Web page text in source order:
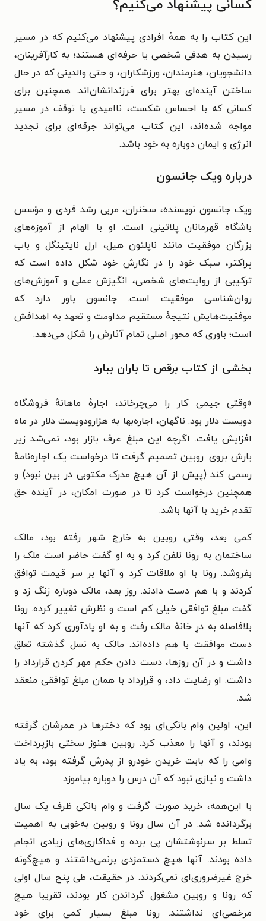
کسانی پیشنهاد می‌کنیم؟
این کتاب را به همه‌ٔ افرادی پیشنهاد می‌کنیم که در مسیر
رسیدن به هدفی شخصی یا حرفه‌ای هستند؛ به کارآفرینان،
دانشجویان، هنرمندان، ورزشکاران، و حتی والدینی که در حال
ساختن آینده‌ای بهتر برای فرزندانشان‌اند. همچنین برای
کسانی که با احساس شکست، ناامیدی یا توقف در مسیر
مواجه شده‌اند، این کتاب می‌تواند جرقه‌ای برای تجدید
انرژی و ایمان دوباره به خود باشد.
درباره ویک جانسون
ویک جانسون نویسنده، سخنران، مربی رشد فردی و مؤسس
باشگاه قهرمانان پلاتینی است. او با الهام از آموزه‌های
بزرگان موفقیت مانند ناپلئون هیل، ارل نایتینگل و باب
پراکتر، سبک خود را در نگارش خود شکل داده است که
ترکیبی از روایت‌های شخصی، انگیزش عملی و آموزش‌های
روان‌شناسی موفقیت است. جانسون باور دارد که
موفقیت‌هایش نتیجه‌ٔ مستقیم مداومت و تعهد به اهدافش
است؛ باوری که محور اصلی تمام آثارش را شکل می‌دهد.
بخشی از کتاب برقص تا باران ببارد
«وقتی جیمی کار را می‌چرخاند، اجارهٔ ماهانهٔ فروشگاه
دویست دلار بود. ناگهان، اجاره‌بها به هزارودویست دلار در ماه
افزایش یافت. اگرچه این مبلغ عرف بازار بود، نمی‌شد زیر
بارش بروی. روبین تصمیم گرفت تا درخواست یک اجاره‌نامهٔ
رسمی کند (پیش از آن هیچ مدرک مکتوبی در بین نبود) و
همچنین درخواست کرد تا در صورت امکان، در آینده حق
تقدم خرید با آنها باشد.
کمی بعد، وقتی روبین به خارج شهر رفته بود، مالک
ساختمان به رونا تلفن کرد و به او گفت حاضر است ملک را
بفروشد. رونا با او ملاقات کرد و آنها بر سر قیمت توافق
کردند و با هم دست دادند. روز بعد، مالک دوباره زنگ زد و
گفت مبلغ توافقی خیلی کم است و نظرش تغییر کرده. رونا
بلافاصله به درِ خانهٔ مالک رفت و به او یادآوری کرد که آنها
دست موافقت با هم داده‌اند. مالک به نسل گذشته تعلق
داشت و در آن روزها، دست دادن حکم مهر کردن قرارداد را
داشت. او رضایت داد، و قرارداد با همان مبلغ توافقی منعقد
شد.
این، اولین وام بانکی‌ای بود که دخترها در عمرشان گرفته
بودند، و آنها را معذب کرد. روبین هنوز سختی بازپرداخت
وامی را که بابت خریدن خودرو از پدرش گرفته بود، به یاد
داشت و نیازی نبود که آن درس را دوباره بیاموزد.
با این‌همه، خرید صورت گرفت و وام بانکی ظرف یک سال
برگردانده شد. در آن سال رونا و روبین به‌خوبی به اهمیت
تسلط بر سرنوشتشان پی برده و فداکاری‌های زیادی انجام
داده بودند. آنها هیچ دستمزدی برنمی‌داشتند و هیچ‌گونه
خرج غیرضروری‌ای نمی‌کردند. در حقیقت، طی پنج سال اولی
که رونا و روبین مشغول گرداندن کار بودند، تقریبا هیچ
مرخصی‌ای نداشتند. رونا مبلغ بسیار کمی برای خود